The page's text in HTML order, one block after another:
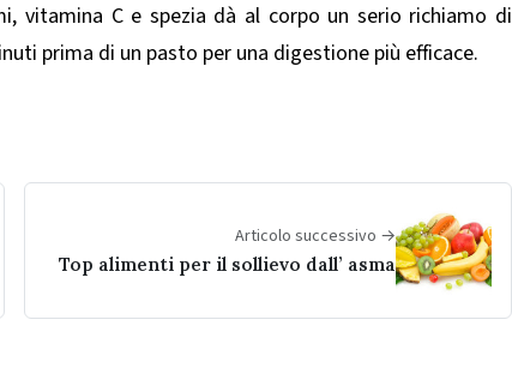
vitamina C e spezia dà al corpo un serio richiamo di
prima di un pasto per una digestione più efficace.
Articolo successivo →
Top alimenti per il sollievo dall’ asma